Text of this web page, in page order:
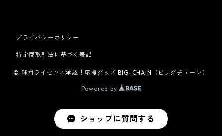
プライバシーポリシー
特定商取引法に基づく表記
© 球団ライセンス承認！応援グッズ BIG-CHAIN（ビッグチェーン）
Powered by
ショップに質問する